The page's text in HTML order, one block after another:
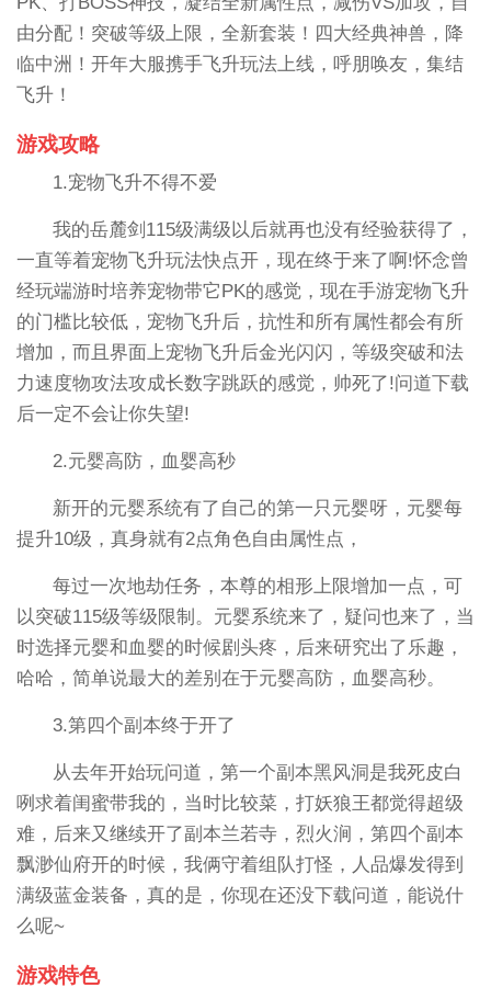
由分配！突破等级上限，全新套装！四大经典神兽，降
临中洲！开年大服携手飞升玩法上线，呼朋唤友，集结
飞升！
游戏攻略
1.宠物飞升不得不爱
我的岳麓剑115级满级以后就再也没有经验获得了，
一直等着宠物飞升玩法快点开，现在终于来了啊!怀念曾
经玩端游时培养宠物带它PK的感觉，现在手游宠物飞升
的门槛比较低，宠物飞升后，抗性和所有属性都会有所
增加，而且界面上宠物飞升后金光闪闪，等级突破和法
力速度物攻法攻成长数字跳跃的感觉，帅死了!问道下载
后一定不会让你失望!
2.元婴高防，血婴高秒
新开的元婴系统有了自己的第一只元婴呀，元婴每
提升10级，真身就有2点角色自由属性点，
每过一次地劫任务，本尊的相形上限增加一点，可
以突破115级等级限制。元婴系统来了，疑问也来了，当
时选择元婴和血婴的时候剧头疼，后来研究出了乐趣，
哈哈，简单说最大的差别在于元婴高防，血婴高秒。
3.第四个副本终于开了
从去年开始玩问道，第一个副本黑风洞是我死皮白
咧求着闺蜜带我的，当时比较菜，打妖狼王都觉得超级
难，后来又继续开了副本兰若寺，烈火涧，第四个副本
飘渺仙府开的时候，我俩守着组队打怪，人品爆发得到
满级蓝金装备，真的是，你现在还没下载问道，能说什
么呢~
游戏特色